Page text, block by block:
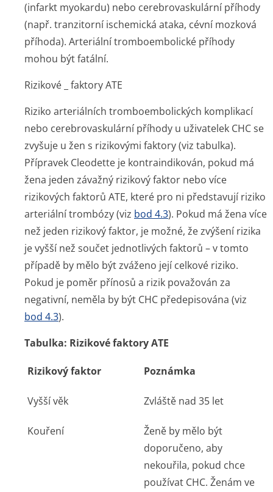
(infarkt myokardu) nebo cerebrovaskulární příhody
(např. tranzitorní ischemická ataka, cévní mozková
příhoda). Arteriální tromboembolické příhody
mohou být fatální.
Rizikové _ faktory ATE
Riziko arteriálních tromboembolických komplikací
nebo cerebrovaskulární příhody u uživatelek CHC se
zvyšuje u žen s rizikovými faktory (viz tabulka).
Přípravek Cleodette je kontraindikován, pokud má
žena jeden závažný rizikový faktor nebo více
rizikových faktorů ATE, které pro ni představují riziko
arteriální trombózy (viz bod 4.3). Pokud má žena více
než jeden rizikový faktor, je možné, že zvýšení rizika
je vyšší než součet jednotlivých faktorů – v tomto
případě by mělo být zváženo její celkové riziko.
Pokud je poměr přínosů a rizik považován za
negativní, neměla by být CHC předepisována (viz
bod 4.3).
Tabulka: Rizikové faktory ATE
Rizikový faktor Poznámka
Vyšší věk Zvláště nad 35 let
Kouření
Ženě by mělo být
doporučeno, aby
nekouřila, pokud chce
používat CHC. Ženám ve